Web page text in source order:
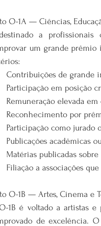
O-1A — Ciências,
a profissionais
um grande prêmio
Contribuições de grande
Participação em posição
Remuneração elevada
Reconhecimento por
Participação como jurado
Publicações acadêmicas
Matérias publicadas
Filiação a associações
O-1B — Artes, Cinema e
1B é voltado a artistas
de excelência.